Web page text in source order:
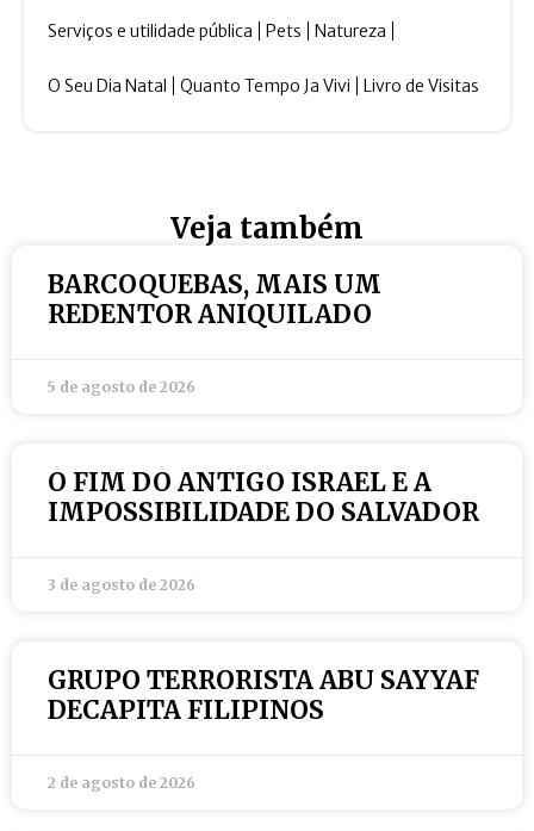
Serviços e utilidade pública Pets Natureza
O Seu Dia Natal Quanto Tempo Ja Vivi Livro de Visitas
Veja também
BARCOQUEBAS, MAIS UM
REDENTOR ANIQUILADO
5 de agosto de 2026
O FIM DO ANTIGO ISRAEL E A
IMPOSSIBILIDADE DO SALVADOR
3 de agosto de 2026
GRUPO TERRORISTA ABU SAYYAF
DECAPITA FILIPINOS
2 de agosto de 2026